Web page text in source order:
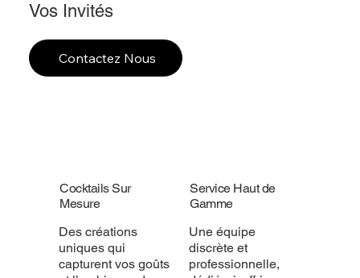
Vos Invités
Contactez Nous
Cocktails Sur
Mesure
Des créations
uniques qui
capturent vos goûts
Service Haut de
Gamme
Une équipe
discrète et
professionnelle,